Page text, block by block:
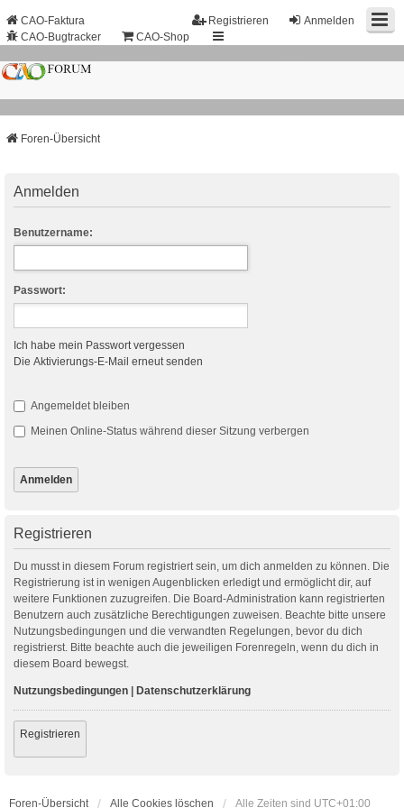
Anmelden
Registrieren
CAO-Faktura
CAO-Bugtracker
CAO-Shop
Foren-Übersicht
Anmelden
Benutzername:
Passwort:
Ich habe mein Passwort vergessen
Die Aktivierungs-E-Mail erneut senden
Angemeldet bleiben
Meinen Online-Status während dieser Sitzung verbergen
Registrieren
Du musst in diesem Forum registriert sein, um dich anmelden zu können. Die
Registrierung ist in wenigen Augenblicken erledigt und ermöglicht dir, auf
weitere Funktionen zuzugreifen. Die Board-Administration kann registrierten
Benutzern auch zusätzliche Berechtigungen zuweisen. Beachte bitte unsere
Nutzungsbedingungen und die verwandten Regelungen, bevor du dich
registrierst. Bitte beachte auch die jeweiligen Forenregeln, wenn du dich in
diesem Board bewegst.
Nutzungsbedingungen | Datenschutzerklärung
Registrieren
Foren-Übersicht Alle Cookies löschen Alle Zeiten sind UTC+01:00